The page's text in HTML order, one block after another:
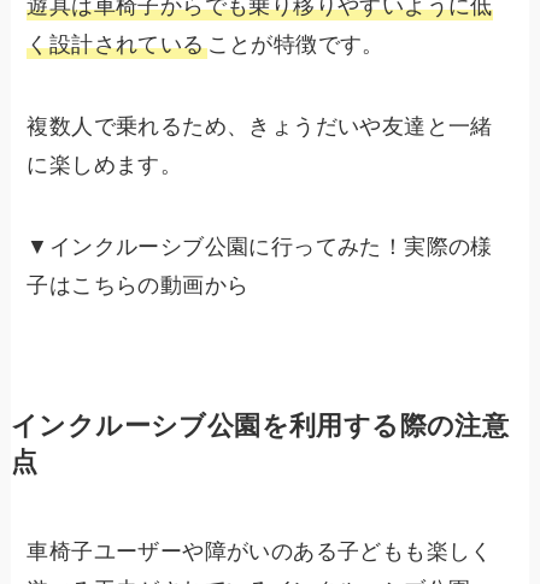
遊具は車椅子からでも乗り移りやすいように低
く設計されていることが特徴です。
複数人で乗れるため、きょうだいや友達と一緒
に楽しめます。
▼インクルーシブ公園に行ってみた！実際の様
子はこちらの動画から
インクルーシブ公園を利用する際の注意
点
車椅子ユーザーや障がいのある子どもも楽しく